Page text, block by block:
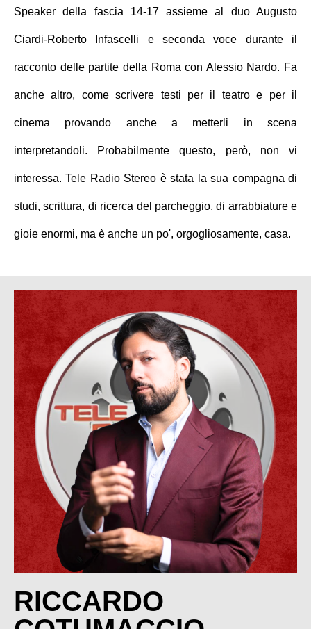
Speaker della fascia 14-17 assieme al duo Augusto
Ciardi-Roberto Infascelli e seconda voce durante il
racconto delle partite della Roma con Alessio Nardo. Fa
anche altro, come scrivere testi per il teatro e per il
cinema provando anche a metterli in scena
interpretandoli. Probabilmente questo, però, non vi
interessa. Tele Radio Stereo è stata la sua compagna di
studi, scrittura, di ricerca del parcheggio, di arrabbiature e
gioie enormi, ma è anche un po', orgogliosamente, casa.
RICCARDO